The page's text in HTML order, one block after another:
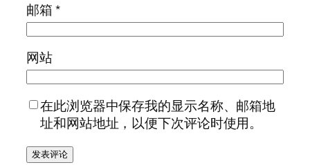
邮箱*
网站
在此浏览器中保存我的显示名称、邮箱地
址和网站地址，以便下次评论时使用。